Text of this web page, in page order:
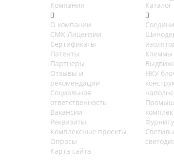
Компания
О компании
СМК Лицензии
Сертификаты
Патенты
Партнеры
Отзывы и
рекомендации
Социальная
ответственность
Вакансии
Реквизиты
Комплексные проекты
Опросы
Карта сайта
Каталог
Клеммы
НКУ